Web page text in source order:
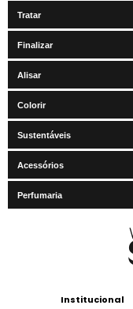
Tratar
Finalizar
Alisar
Colorir
Sustentáveis
Acessórios
Perfumaria
Institucional